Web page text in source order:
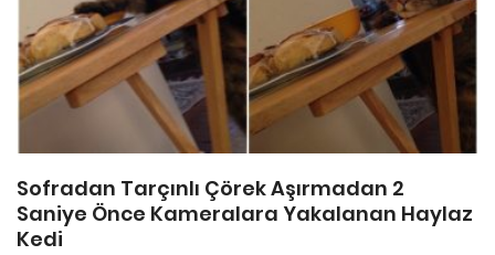
Sofradan Tarçınlı Çörek Aşırmadan 2
Saniye Önce Kameralara Yakalanan Haylaz
Kedi